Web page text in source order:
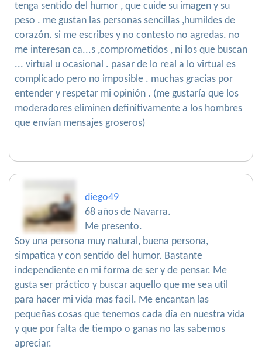
tenga sentido del humor , que cuide su imagen y su
peso . me gustan las personas sencillas ,humildes de
corazón. si me escribes y no contesto no agredas. no
me interesan ca...s ,comprometidos , ni los que buscan
... virtual u ocasional . pasar de lo real a lo virtual es
complicado pero no imposible . muchas gracias por
entender y respetar mi opinión . (me gustaría que los
moderadores eliminen definitivamente a los hombres
que envían mensajes groseros)
diego49
68 años de Navarra.
Me presento.
Soy una persona muy natural, buena persona,
simpatica y con sentido del humor. Bastante
independiente en mi forma de ser y de pensar. Me
gusta ser práctico y buscar aquello que me sea util
para hacer mi vida mas facil. Me encantan las
pequeñas cosas que tenemos cada día en nuestra vida
y que por falta de tiempo o ganas no las sabemos
apreciar.